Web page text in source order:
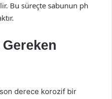
Bu süreçte sabunun ph
derece korozif bir